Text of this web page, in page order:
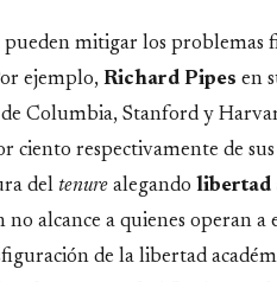
mitigar los problemas
ejemplo, Richard Pipes en
Columbia, Stanford y
ciento respectivamente de
del tenure alegando libertad
alcance a quienes operan a
de la libertad